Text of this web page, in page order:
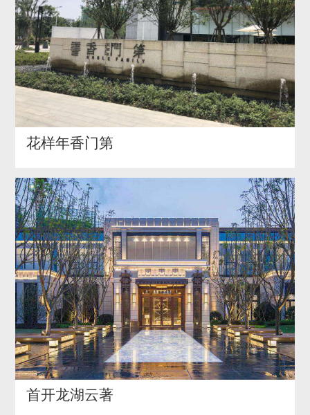
花样年香门第
首开龙湖云著